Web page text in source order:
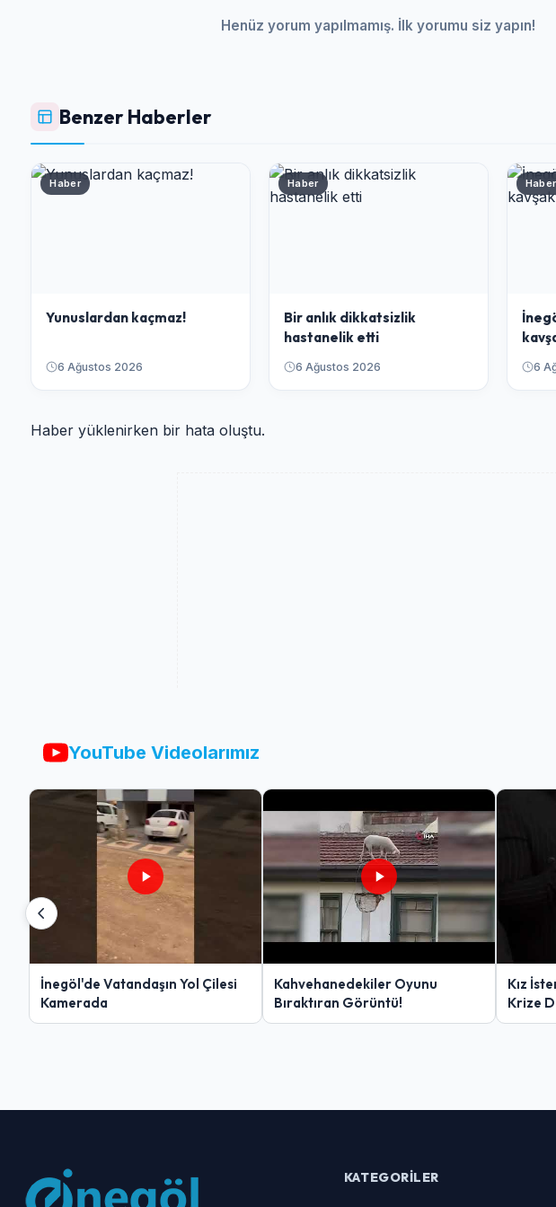
Henüz yorum yapılmamış. İlk yorumu siz yapın!
Benzer Haberler
Haber
Yunuslardan kaçmaz!
6 Ağustos 2026
Haber
Bir anlık dikkatsizlik
hastanelik etti
6 Ağustos 2026
Haber
6
Haber yüklenirken bir hata oluştu.
YouTube Videolarımız
İnegöl'de Vatandaşın Yol Çilesi
Kamerada
Kahvehanedekiler Oyunu
Bıraktıran Görüntü!
Kız
Krize
KATEGORILER